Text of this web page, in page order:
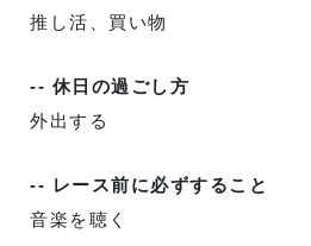
推し活、買い物
-- 休日の過ごし方
外出する
-- レース前に必ずすること
音楽を聴く